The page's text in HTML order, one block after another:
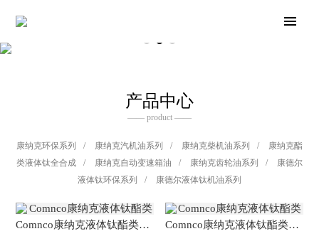
产品中心
—— product ——
康纳克环保系列 / 康纳克汽机油系列 / 康纳克柴机油系列 /
康纳克酯
类液体钛全合成
/ 康纳克自动变速箱油 / 康纳克齿轮油系列 /
康德尔
液体钛环保系列
/ 康德尔液体钛机油系列
Comnco康纳克液体钛酯类全合成润滑油 Comnco康纳克液体钛酯类全合成润滑油